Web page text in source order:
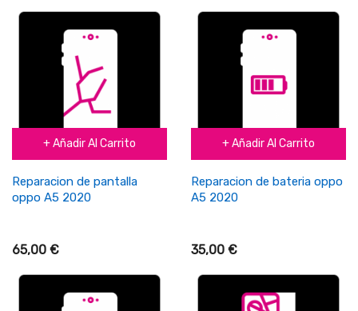
+ Añadir Al Carrito
Reparacion de pantalla
oppo A5 2020
65,00 €
+ Añadir Al Carrito
Reparacion de bateria oppo
A5 2020
35,00 €